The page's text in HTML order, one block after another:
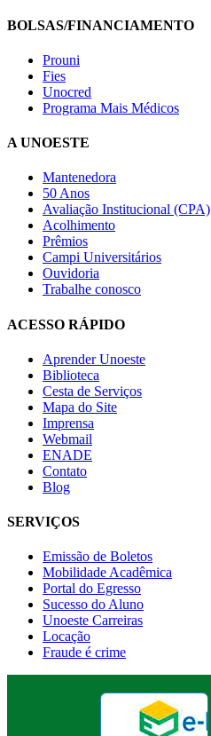
BOLSAS/FINANCIAMENTO
Prouni
Fies
Unocred
Programa Mais Médicos
A UNOESTE
Mantenedora
50 Anos
Avaliação Institucional (CPA)
Acolhimento
Prêmios
Campi Universitários
Ouvidoria
Trabalhe conosco
ACESSO RÁPIDO
Aprender Unoeste
Biblioteca
Cesta de Serviços
Mapa do Site
Imprensa
Webmail
ENADE
Contato
Blog
SERVIÇOS
Emissão de Boletos
Mobilidade Acadêmica
Portal do Egresso
Sucesso do Aluno
Unoeste Carreiras
Locação
Fraude é crime